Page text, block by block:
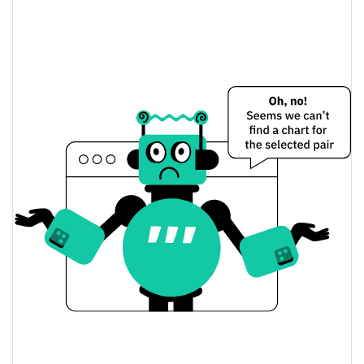
$0.000036523778
Abertura / Fecho de
$0.000036523132 /
$0.000036523778
A mudança de ontem
Volume de ontem $315.7976
Histórico do preço do The DUB Token